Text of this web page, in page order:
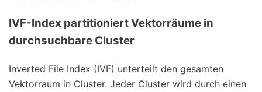
IVF-Index partitioniert Vektorräume in
durchsuchbare Cluster
Inverted File Index (IVF) unterteilt den gesamten
Vektorraum in Cluster. Jeder Cluster wird durch einen